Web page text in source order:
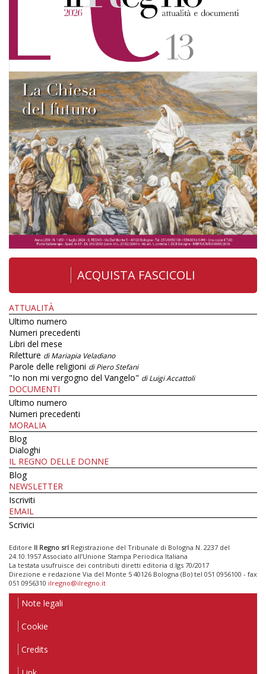
ACQUISTA FASCICOLI
ATTUALITÀ
Ultimo numero
Numeri precedenti
Libri del mese
Riletture di Mariapia Veladiano
Parole delle religioni di Piero Stefani
"Io non mi vergogno del Vangelo" di Luigi Accattoli
DOCUMENTI
Ultimo numero
Numeri precedenti
MORALIA
Blog
Dialoghi
IL REGNO DELLE DONNE
Blog
NEWSLETTER
Iscriviti
EMAIL
Scrivici
Editore Il Regno srl Registrazione del Tribunale di Bologna N. 2237 del
24.10.1957 Associato all’Unione Stampa Periodica Italiana
La testata usufruisce dei contributi diretti editoria d.lgs 70/2017
Direzione e redazione Via del Monte 5 40126 Bologna (Bo) tel 051 0956100 - fax
051 0956310 ilregno@ilregno.it
Note legali
Cookie
Credits